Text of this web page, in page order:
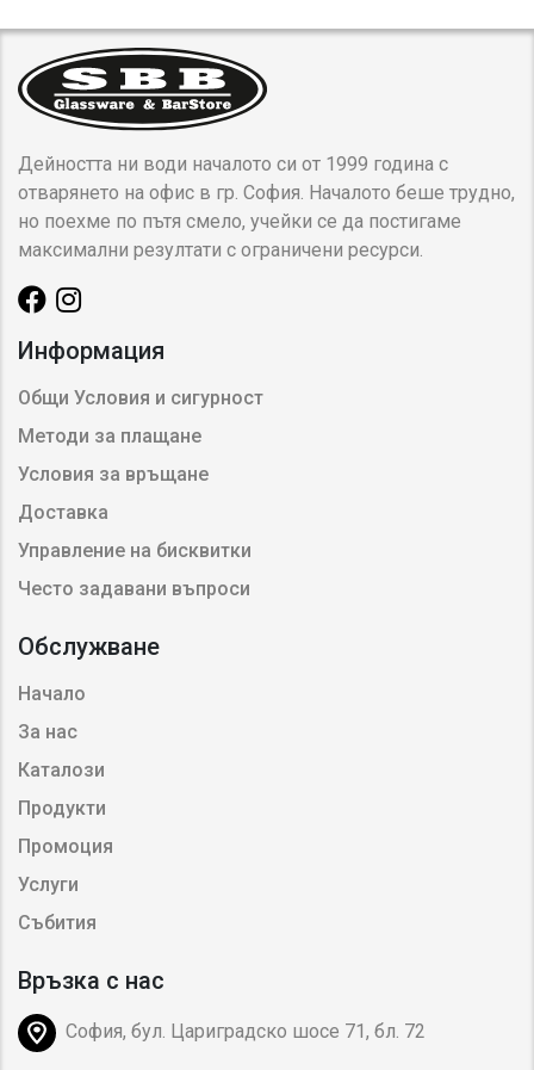
Дейността ни води началото си от 1999 година с
отварянето на офис в гр. София. Началото беше трудно,
но поехме по пътя смело, учейки се да постигаме
максимални резултати с ограничени ресурси.
Информация
Общи Условия и сигурност
Методи за плащане
Условия за връщане
Доставка
Управление на бисквитки
Често задавани въпроси
Обслужване
Начало
За нас
Каталози
Продукти
Промоция
Услуги
Събития
Връзка с нас
София, бул. Цариградско шосе 71, бл. 72